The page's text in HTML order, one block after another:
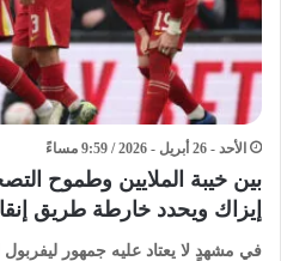
الأحد - 26 أبريل - 2026 / 9:59 مساءً
​بين خيبة الملايين وطموح
إيزاك ويحدد خارطة طريق
​في مشهدٍ لا يعتاد عليه جمهور